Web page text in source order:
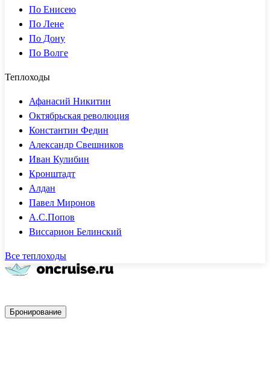
По Енисею
По Лене
По Дону
По Волге
Теплоходы
Афанасий Никитин
Октябрьская революция
Константин Федин
Александр Свешников
Иван Кулибин
Кронштадт
Алдан
Павел Миронов
А.С.Попов
Виссарион Белинский
Все теплоходы
Бронирование